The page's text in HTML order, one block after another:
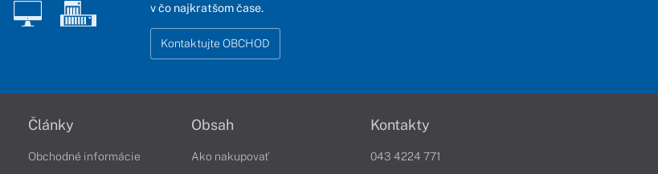
v čo najkratšom čase.
Kontaktujte OBCHOD
Články
Obchodné informácie
Obsah
Ako nakupovať
Kontakty
043 4224 771